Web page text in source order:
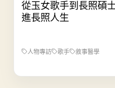
從玉女歌手到長照碩
進長照人生
人物專訪 歌手 敘事醫學